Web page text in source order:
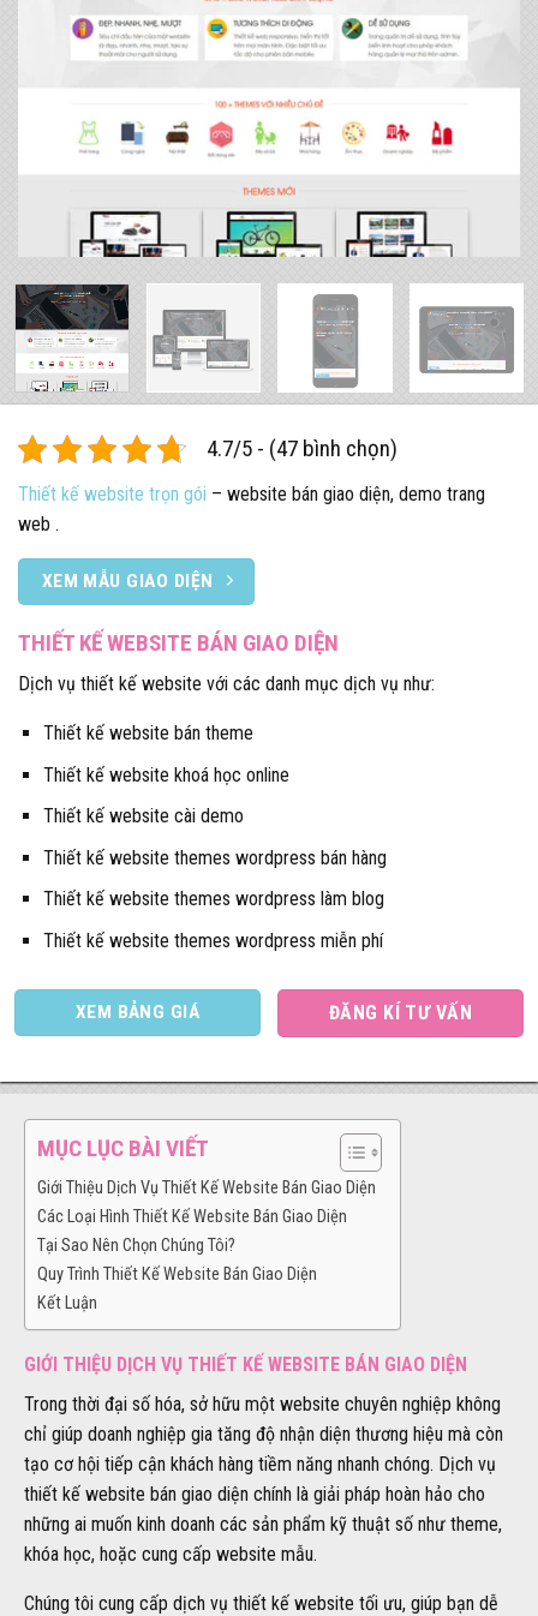
4.7/5 - (47 bình chọn)
Thiết kế website trọn gói – website bán giao diện, demo trang
web .
XEM MẪU GIAO DIỆN
THIẾT KẾ WEBSITE BÁN GIAO DIỆN
Dịch vụ thiết kế website với các danh mục dịch vụ như:
Thiết kế website bán theme
Thiết kế website khoá học online
Thiết kế website cài demo
Thiết kế website themes wordpress bán hàng
Thiết kế website themes wordpress làm blog
Thiết kế website themes wordpress miễn phí
XEM BẢNG GIÁ ĐĂNG KÍ TƯ VẤN
MỤC LỤC BÀI VIẾT
Giới Thiệu Dịch Vụ Thiết Kế Website Bán Giao Diện
Các Loại Hình Thiết Kế Website Bán Giao Diện
Tại Sao Nên Chọn Chúng Tôi?
Quy Trình Thiết Kế Website Bán Giao Diện
Kết Luận
GIỚI THIỆU DỊCH VỤ THIẾT KẾ WEBSITE BÁN GIAO DIỆN
Trong thời đại số hóa, sở hữu một website chuyên nghiệp không
chỉ giúp doanh nghiệp gia tăng độ nhận diện thương hiệu mà còn
tạo cơ hội tiếp cận khách hàng tiềm năng nhanh chóng. Dịch vụ
thiết kế website bán giao diện chính là giải pháp hoàn hảo cho
những ai muốn kinh doanh các sản phẩm kỹ thuật số như theme,
khóa học, hoặc cung cấp website mẫu.
Chúng tôi cung cấp dịch vụ thiết kế website tối ưu, giúp bạn dễ